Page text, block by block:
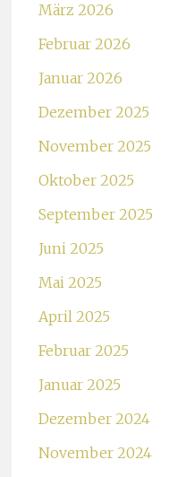
März 2026
Februar 2026
Januar 2026
Dezember 2025
November 2025
Oktober 2025
September 2025
Juni 2025
Mai 2025
April 2025
Februar 2025
Januar 2025
Dezember 2024
November 2024